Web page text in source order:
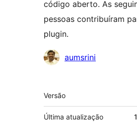
código aberto. As
pessoas contribuíram
plugin.
Colaboradores
aumsrini
Meta
Versão
Última atualização